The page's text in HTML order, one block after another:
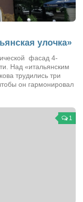
улочка»
фасад 4-
Над «итальянским
трудились три
он гармонировал
1